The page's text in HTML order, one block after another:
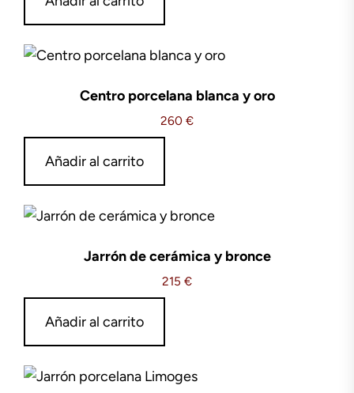
Centro porcelana blanca y oro
260 €
Añadir al carrito
Jarrón de cerámica y bronce
215 €
Añadir al carrito